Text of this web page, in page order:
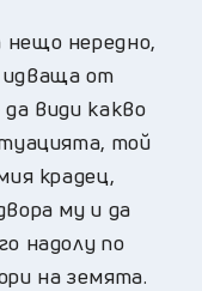
нещо нередно,
идваща от
види какво
той
крадец,
му и да
надолу по
на земята.